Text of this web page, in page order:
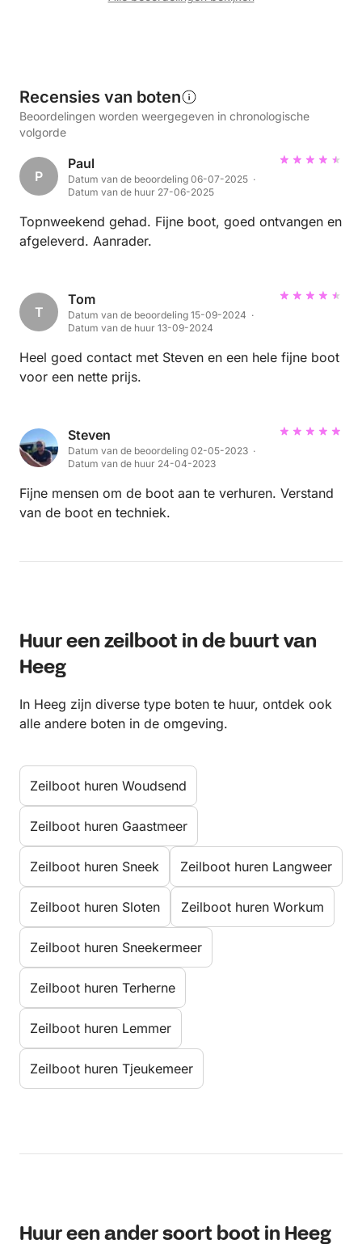
Recensies van boten
Beoordelingen worden weergegeven in chronologische
volgorde
P
Paul
Datum van de beoordeling 06-07-2025 ·
Datum van de huur 27-06-2025
Topnweekend gehad. Fijne boot, goed ontvangen en
afgeleverd. Aanrader.
T
Tom
Datum van de beoordeling 15-09-2024 ·
Datum van de huur 13-09-2024
Heel goed contact met Steven en een hele fijne boot
voor een nette prijs.
Steven
Datum van de beoordeling 02-05-2023 ·
Datum van de huur 24-04-2023
Fijne mensen om de boot aan te verhuren. Verstand
van de boot en techniek.
Huur een zeilboot in de buurt van
Heeg
In Heeg zijn diverse type boten te huur, ontdek ook
alle andere boten in de omgeving.
Zeilboot huren Woudsend
Zeilboot huren Gaastmeer
Zeilboot huren Sneek Zeilboot huren Langweer
Zeilboot huren Sloten Zeilboot huren Workum
Zeilboot huren Sneekermeer
Zeilboot huren Terherne
Zeilboot huren Lemmer
Zeilboot huren Tjeukemeer
Huur een ander soort boot in Heeg